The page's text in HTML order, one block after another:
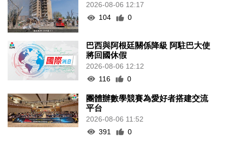
2026-08-06 12:17
104
0
巴西與阿根廷關係降級 阿駐巴大使
將回國休假
2026-08-06 12:12
116
0
團體辦數學競賽為愛好者搭建交流
平台
2026-08-06 11:52
391
0